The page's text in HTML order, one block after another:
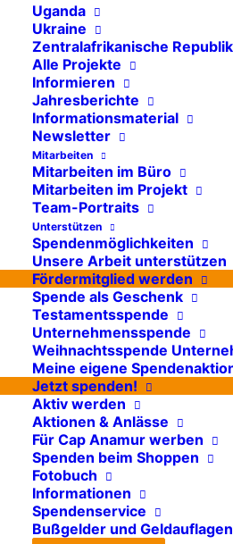
Uganda
Ukraine
Zentralafrikanische Republik
Alle Projekte
Informieren
Jahresberichte
Informationsmaterial
Newsletter
Mitarbeiten
Mitarbeiten im Büro
Mitarbeiten im Projekt
Team-Portraits
Unterstützen
Spendenmöglichkeiten
Unsere Arbeit unterstützen
Fördermitglied werden
Spende als Geschenk
Testamentsspende
Unternehmensspende
Weihnachtsspende
Meine eigene
Jetzt spenden!
Aktiv werden
Aktionen & Anlässe
Für Cap Anamur werben
Spenden beim Shoppen
Fotobuch
Informationen
Spendenservice
Bußgelder und Geldauflagen
Zentralafrikanische
15. April 2025
Podcast zur
Sudan:
Kalaschnikow“
Im neuen Podcast
Kalaschnikow“ aus der
Wissenschaftsreihe
unser Krankenhaus in
im Fokus, das seit fast
extremen Bedingungen
Versorgung leistet. Die
Laura Salm-
Team vor Ort, das
Schwerverletzte,
und unterernährte Kinder